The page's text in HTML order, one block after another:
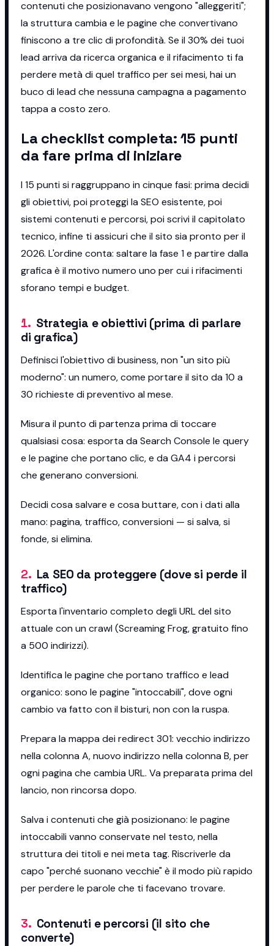
contenuti che posizionavano vengono "alleggeriti";
la struttura cambia e le pagine che convertivano
finiscono a tre clic di profondità. Se il 30% dei tuoi
lead arriva da ricerca organica e il rifacimento ti fa
perdere metà di quel traffico per sei mesi, hai un
buco di lead che nessuna campagna a pagamento
tappa a costo zero.
La checklist completa: 15 punti
da fare prima di iniziare
I 15 punti si raggruppano in cinque fasi: prima decidi
gli obiettivi, poi proteggi la SEO esistente, poi
sistemi contenuti e percorsi, poi scrivi il capitolato
tecnico, infine ti assicuri che il sito sia pronto per il
2026. L'ordine conta: saltare la fase 1 e partire dalla
grafica è il motivo numero uno per cui i rifacimenti
sforano tempi e budget.
1. Strategia e obiettivi (prima di parlare
di grafica)
Definisci l'obiettivo di business, non "un sito più
moderno": un numero, come portare il sito da 10 a
30 richieste di preventivo al mese.
Misura il punto di partenza prima di toccare
qualsiasi cosa: esporta da Search Console le query
e le pagine che portano clic, e da GA4 i percorsi
che generano conversioni.
Decidi cosa salvare e cosa buttare, con i dati alla
mano: pagina, traffico, conversioni — si salva, si
fonde, si elimina.
2. La SEO da proteggere (dove si perde il
traffico)
Esporta l'inventario completo degli URL del sito
attuale con un crawl (Screaming Frog, gratuito fino
a 500 indirizzi).
Identifica le pagine che portano traffico e lead
organico: sono le pagine "intoccabili", dove ogni
cambio va fatto con il bisturi, non con la ruspa.
Prepara la mappa dei redirect 301: vecchio indirizzo
nella colonna A, nuovo indirizzo nella colonna B, per
ogni pagina che cambia URL. Va preparata prima del
lancio, non rincorsa dopo.
Salva i contenuti che già posizionano: le pagine
intoccabili vanno conservate nel testo, nella
struttura dei titoli e nei meta tag. Riscriverle da
capo "perché suonano vecchie" è il modo più rapido
per perdere le parole che ti facevano trovare.
3. Contenuti e percorsi (il sito che
converte)